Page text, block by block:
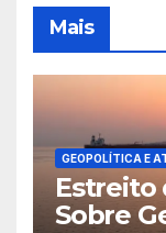
Mais
GEOPOLÍTICA E
Estreito
Sobre